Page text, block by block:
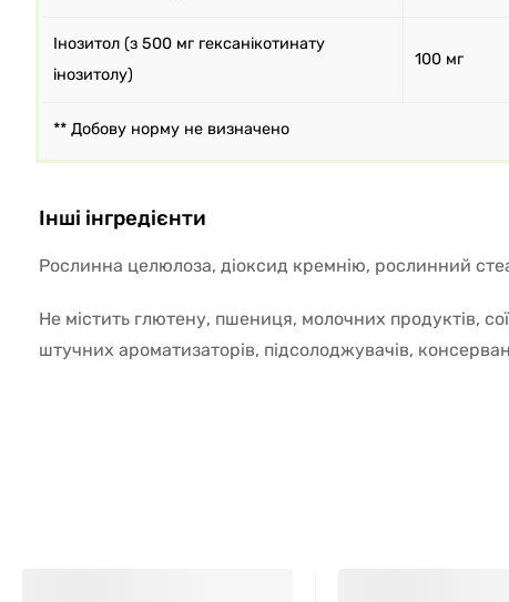
Інозитол (з 500 мг гексанікотинату
інозитолу)
100 мг
** Добову норму не визначено
Інші інгредієнти
Рослинна целюлоза, діоксид кремнію, рослинний
Не містить глютену, пшениця, молочних продуктів,
штучних ароматизаторів, підсолоджувачів,